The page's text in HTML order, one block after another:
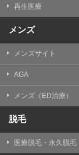
再生医療
メンズ
メンズサイト
AGA
メンズ（ED治療）
脱毛
医療脱毛・永久脱毛